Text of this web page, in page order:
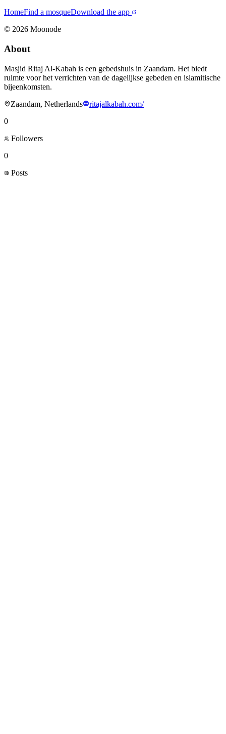
HomeFind a mosqueDownload the app
© 2026 Moonode
About
Masjid Ritaj Al-Kabah is een gebedshuis in Zaandam. Het biedt
ruimte voor het verrichten van de dagelijkse gebeden en islamitische
bijeenkomsten.
Zaandam, Netherlands
ritajalkabah.com/
0
Followers
0
Posts